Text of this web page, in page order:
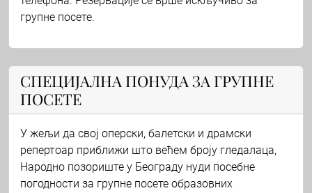
групне посете.
СПЕЦИЈАЛНА ПОНУДА ЗА ГРУПНЕ
ПОСЕТЕ
У жељи да свој оперски, балетски и драмски
репертоар приближи што већем броју гледалаца,
Народно позориште у Београду нуди посебне
погодности за групне посете образовних